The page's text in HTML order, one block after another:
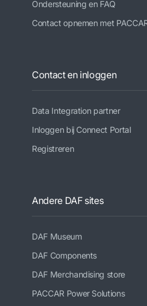
Ondersteuning en FAQ
Contact opnemen met
Contact en inloggen
Data Integration partner
Inloggen bij Connect Portal
Registreren
Andere DAF sites
DAF Museum
DAF Components
DAF Merchandising store
PACCAR Power Solutions